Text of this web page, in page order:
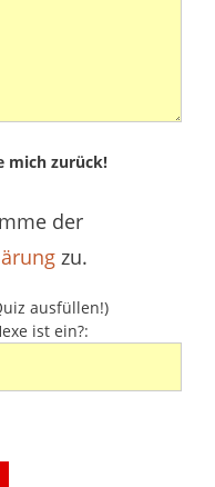
mich zurück!
der
zu.
ausfüllen!)
ist ein?: